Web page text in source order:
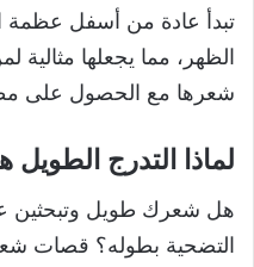
تبدأ عادة من أسفل عظمة
الظهر، مما يجعلها
شعرها مع الحصول على
لماذا التدرج الطويل
هل شعرك طويل وتبحثين
التضحية بطوله؟ قصات